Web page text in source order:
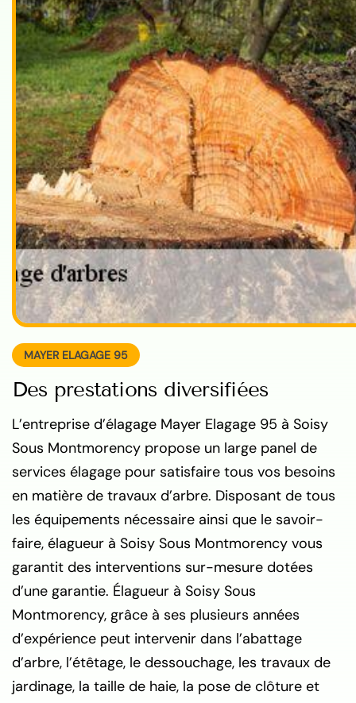
MAYER ELAGAGE 95
Des prestations diversifiées
L’entreprise d’élagage Mayer Elagage 95 à Soisy
Sous Montmorency propose un large panel de
services élagage pour satisfaire tous vos besoins
en matière de travaux d’arbre. Disposant de tous
les équipements nécessaire ainsi que le savoir-
faire, élagueur à Soisy Sous Montmorency vous
garantit des interventions sur-mesure dotées
d’une garantie. Élagueur à Soisy Sous
Montmorency, grâce à ses plusieurs années
d’expérience peut intervenir dans l’abattage
d’arbre, l’étêtage, le dessouchage, les travaux de
jardinage, la taille de haie, la pose de clôture et